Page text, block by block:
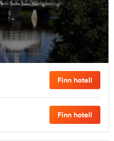
Finn hotell
Finn hotell